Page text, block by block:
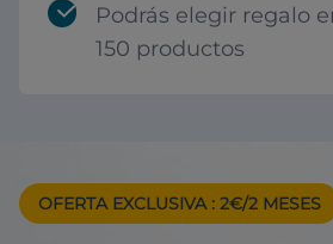
Podrás elegir regalo
150 productos
OFERTA EXCLUSIVA : 2€/2 MESES